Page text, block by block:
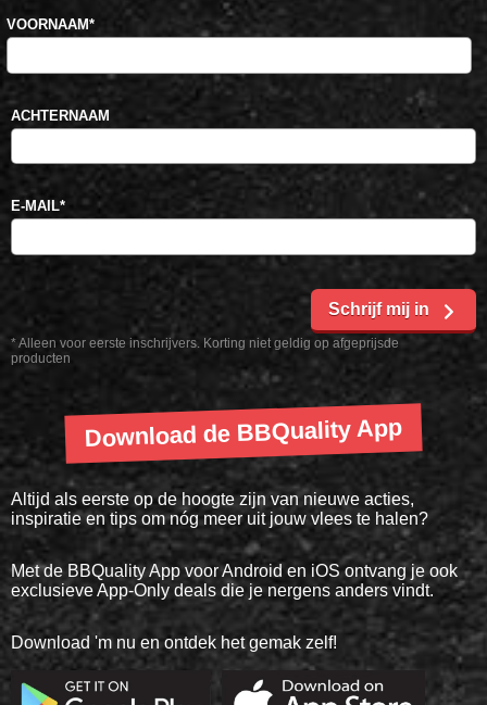
* Alleen voor eerste inschrijvers. Korting niet geldig op afgeprijsde
producten
VOORNAAM*
ACHTERNAAM
E-MAIL*
Schrijf mij in
Download de BBQuality App
Altijd als eerste op de hoogte zijn van nieuwe acties,
inspiratie en tips om nóg meer uit jouw vlees te halen?
Met de BBQuality App voor Android en iOS ontvang je ook
exclusieve App-Only deals die je nergens anders vindt.
Download 'm nu en ontdek het gemak zelf!